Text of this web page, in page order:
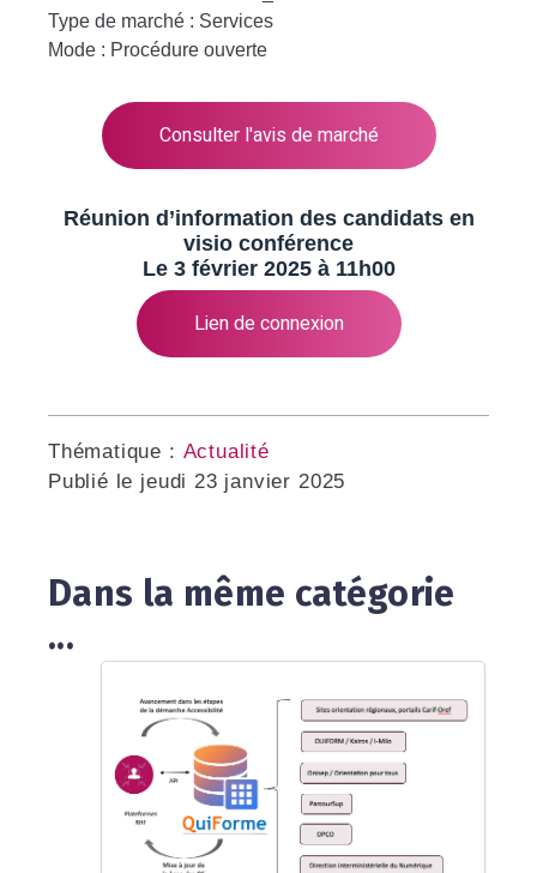
Type de marché : Services
Mode : Procédure ouverte
Consulter l'avis de marché
Réunion d’information des candidats en
visio conférence
Le 3 février 2025 à 11h00
Lien de connexion
Thématique : Actualité
Publié le jeudi 23 janvier 2025
Dans la même catégorie
...